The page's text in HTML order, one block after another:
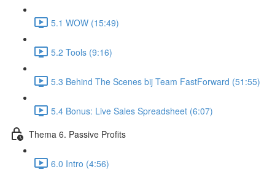
5.1 WOW (15:49)
5.2 Tools (9:16)
5.3 Behind The Scenes bij Team FastForward (51:55)
5.4 Bonus: Live Sales Spreadsheet (6:07)
Thema 6. Passive Profits
6.0 Intro (4:56)